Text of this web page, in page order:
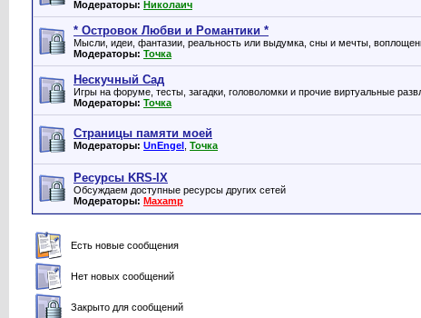
Модераторы: Николаич
* Островок Любви и Романтики *
Мысли, идеи, фантазии, реальность или выдумка, сны и мечты,
Модераторы: Точка
Нескучный Сад
Игры на форуме, тесты, загадки, головоломки и прочие виртуальные
Модераторы: Точка
Страницы памяти моей
Модераторы: UnEngel Точка
Ресурсы KRS-IX
Обсуждаем доступные ресурсы других сетей
Модераторы: Maxamp
Есть новые сообщения
Нет новых сообщений
Закрыто для сообщений